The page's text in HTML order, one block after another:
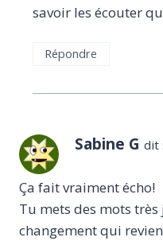
savoir les écouter
Répondre
Sabine G dit :
Ça fait vraiment écho!
Tu mets des mots très
changement qui